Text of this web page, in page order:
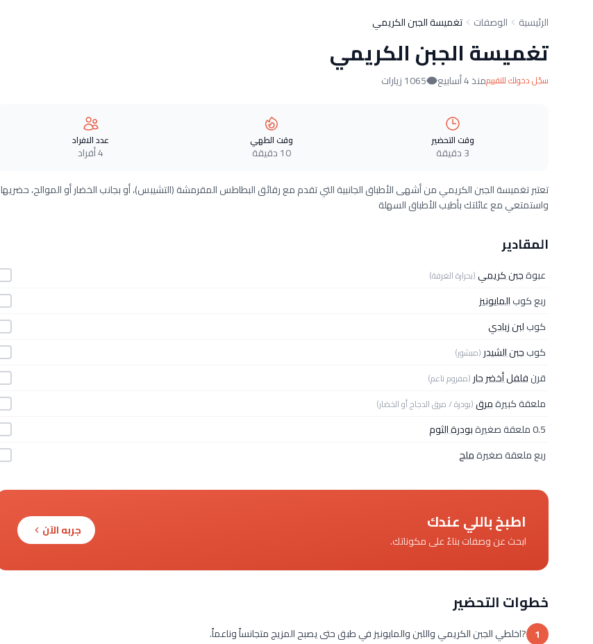
الرئيسية الوصفات تغميسة الجبن الكريمي
تغميسة الجبن الكريمي
سجّل دخولك للتقييممنذ 4 أسابيع 1065 زيارات
وقت التحضير
3 دقيقة
وقت الطهي
10 دقيقة
عدد الافراد
4 أفراد
تعتبر تغميسة الجبن الكريمي من أشهى الأطباق الجانبية التي تقدم مع رقائق البطاطس المقرمشة (التشيبس)، أو بجانب الخضار أو الموالح، حضريها
واستمتعي مع عائلتك بأطيب الأطباق السهلة
المقادير
عبوةجبن كريمي (بحرارة الغرفة)
ربع كوبالمايونيز
كوبلبن زبادي
كوبجبن الشيدر (مبشور)
قرنفلفل أخضر حار (مفروم ناعم)
ملعقة كبيرةمرق(بودرة / مرق الدجاج أو الخضار)
0.5 ملعقة صغيرة
بودرة الثوم
ربع ملعقة صغيرةملح
اطبخ باللي عندك
ابحث عن وصفات بناءً على مكوناتك.
جربه الآن
خطوات التحضير
1 ?اخلطي الجبن الكريمي واللبن والمايونيز في طبق حتى يصبح المزيج متجانساً وناعماً.